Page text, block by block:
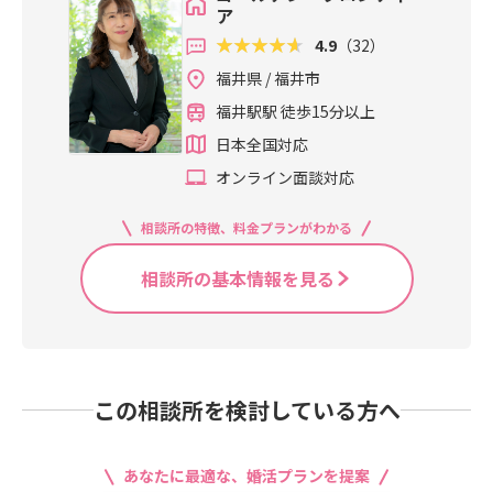
ア
4.9 （32）
福井県 / 福井市
福井駅駅 徒歩15分以上
日本全国対応
オンライン面談対応
相談所の特徴、料金プランがわかる
相談所の基本情報を見る
この相談所を検討している方へ
あなたに最適な、婚活プランを提案